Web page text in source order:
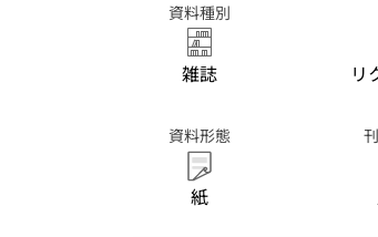
資料種別
雑誌 リ
資料形態
紙